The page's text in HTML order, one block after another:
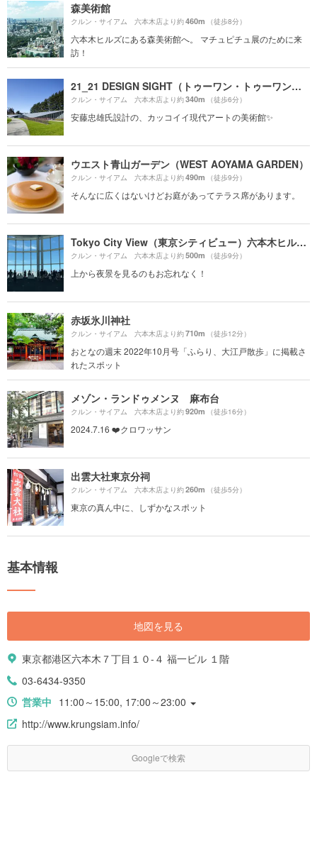
森美術館
クルン・サイアム 六本木店より約460m （徒歩8分）
六本木ヒルズにある森美術館へ。 マチュピチュ展のために来
訪！
21_21 DESIGN SIGHT（トゥーワン・トゥーワン・デザインサイト）
クルン・サイアム 六本木店より約340m （徒歩6分）
安藤忠雄氏設計の、カッコイイ現代アートの美術館✨
ウエスト青山ガーデン（WEST AOYAMA GARDEN）
クルン・サイアム 六本木店より約490m （徒歩9分）
そんなに広くはないけどお庭があってテラス席があります。
Tokyo City View（東京シティビュー）六本木ヒルズ展望台
クルン・サイアム 六本木店より約500m （徒歩9分）
上から夜景を見るのもお忘れなく！
赤坂氷川神社
クルン・サイアム 六本木店より約710m （徒歩12分）
おとなの週末 2022年10月号「ふらり、大江戸散歩」に掲載さ
れたスポット
メゾン・ランドゥメンヌ 麻布台
クルン・サイアム 六本木店より約920m （徒歩16分）
2024.7.16 ❤️クロワッサン
出雲大社東京分祠
クルン・サイアム 六本木店より約260m （徒歩5分）
東京の真ん中に、しずかなスポット
基本情報
地図を見る
東京都港区六本木７丁目１０-４ 福一ビル １階
03-6434-9350
営業中 11:00～15:00, 17:00～23:00
http://www.krungsiam.info/
Googleで検索